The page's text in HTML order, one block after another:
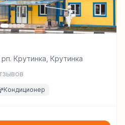
Крутинка, Крутинка
Кондиционер